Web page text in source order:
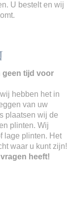
U bestelt en wij
geen tijd voor
hebben het in
van uw
plaatsen wij de
plinten. Wij
lage plinten. Het
waar u kunt zijn!
heeft!